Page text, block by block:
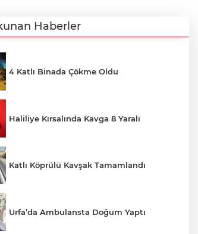
Haberler
4 Katlı Binada Çökme Oldu
Haliliye Kırsalında Kavga 8 Yaralı
Katlı Köprülü Kavşak Tamamlandı
Urfa’da Ambulansta Doğum Yaptı